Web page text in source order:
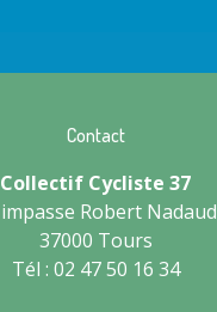
Contact
Collectif Cycliste 37
Robert Nadaud
37000 Tours
Tél : 02 47 50 16 34